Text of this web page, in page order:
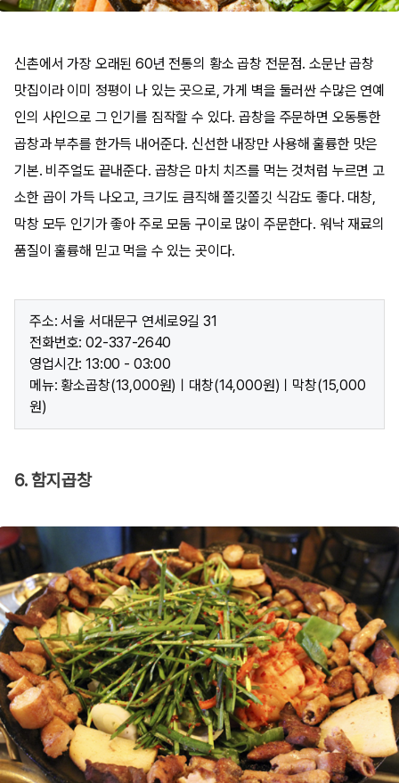
신촌에서 가장 오래된 60년 전통의 황소 곱창 전문점. 소문난 곱창
맛집이라 이미 정평이 나 있는 곳으로, 가게 벽을 둘러싼 수많은 연예
인의 사인으로 그 인기를 짐작할 수 있다. 곱창을 주문하면 오동통한
곱창과 부추를 한가득 내어준다. 신선한 내장만 사용해 훌륭한 맛은
기본. 비주얼도 끝내준다. 곱창은 마치 치즈를 먹는 것처럼 누르면 고
소한 곱이 가득 나오고, 크기도 큼직해 쫄깃쫄깃 식감도 좋다. 대창,
막창 모두 인기가 좋아 주로 모둠 구이로 많이 주문한다. 워낙 재료의
품질이 훌륭해 믿고 먹을 수 있는 곳이다.
주소: 서울 서대문구 연세로9길 31
전화번호: 02-337-2640
영업시간: 13:00 - 03:00
메뉴: 황소곱창(13,000원)ㅣ대창(14,000원)ㅣ막창(15,000
원)
6. 함지곱창